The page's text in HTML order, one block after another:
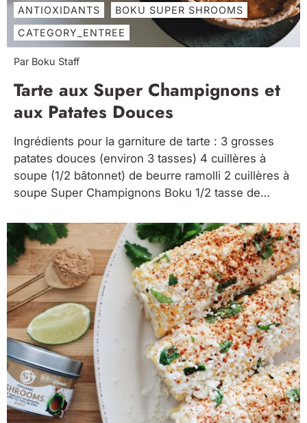
ANTIOXIDANTS
BOKU SUPER SHROOMS
CATEGORY_ENTREE
Par Boku Staff
Tarte aux Super Champignons et
aux Patates Douces
Ingrédients pour la garniture de tarte : 3 grosses
patates douces (environ 3 tasses) 4 cuillères à
soupe (1/2 bâtonnet) de beurre ramolli 2 cuillères à
soupe Super Champignons Boku 1/2 tasse de
chèvre émietté 3 gros œufs, battus 1/4 cuillère à
café...